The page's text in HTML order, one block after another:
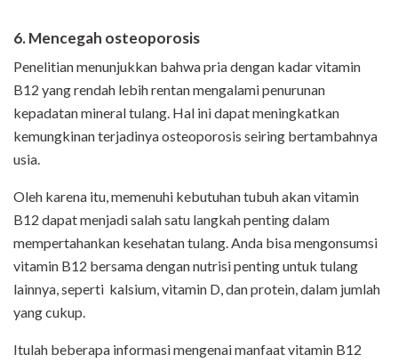
6. Mencegah osteoporosis
Penelitian menunjukkan bahwa pria dengan kadar vitamin
B12 yang rendah lebih rentan mengalami penurunan
kepadatan mineral tulang. Hal ini dapat meningkatkan
kemungkinan terjadinya osteoporosis seiring bertambahnya
usia.
Oleh karena itu, memenuhi kebutuhan tubuh akan vitamin
B12 dapat menjadi salah satu langkah penting dalam
mempertahankan kesehatan tulang. Anda bisa mengonsumsi
vitamin B12 bersama dengan nutrisi penting untuk tulang
lainnya, seperti kalsium, vitamin D, dan protein, dalam jumlah
yang cukup.
Itulah beberapa informasi mengenai manfaat vitamin B12